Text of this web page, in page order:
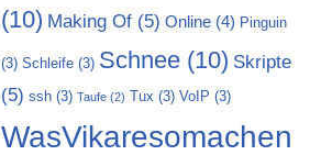
(10) Making Of (5) Online (4) Pinguin
(3) Schleife (3) Schnee (10) Skripte
(5) ssh (3) Taufe (2) Tux (3) VoIP (3)
WasVikaresomachen